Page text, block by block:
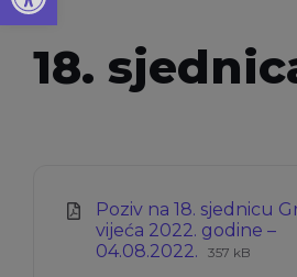
18.
Poziv na 18. sjednicu
vijeća 2022. godine –
04.08.2022. Ekstenzija
Veličina
357 kB